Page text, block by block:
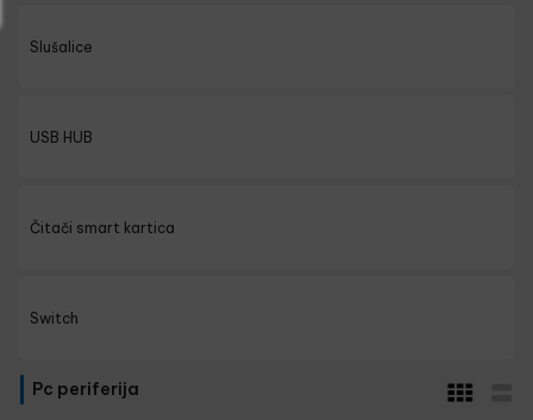
Slušalice
USB HUB
Čitači smart kartica
Switch
Pc periferija